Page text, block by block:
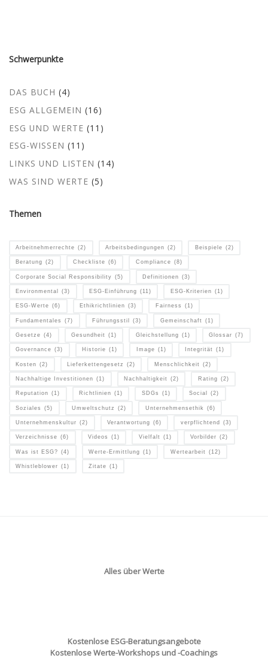
Schwerpunkte
DAS BUCH (4)
ESG ALLGEMEIN (16)
ESG UND WERTE (11)
ESG-WISSEN (11)
LINKS UND LISTEN (14)
WAS SIND WERTE (5)
Themen
Arbeitnehmerrechte (2) Arbeitsbedingungen (2) Beispiele (2)
Beratung (2) Checkliste (6) Compliance (8)
Corporate Social Responsibility (5) Definitionen (3)
Environmental (3) ESG-Einführung (11) ESG-Kriterien (1)
ESG-Werte (6) Ethikrichtlinien (3) Fairness (1)
Fundamentales (7) Führungsstil (3) Gemeinschaft (1)
Gesetze (4) Gesundheit (1) Gleichstellung (1) Glossar (7)
Governance (3) Historie (1) Image (1) Integrität (1)
Kosten (2) Lieferkettengesetz (2) Menschlichkeit (2)
Nachhaltige Investitionen (1) Nachhaltigkeit (2) Rating (2)
Reputation (1) Richtlinien (1) SDGs (1) Social (2)
Soziales (5) Umweltschutz (2) Unternehmensethik (6)
Unternehmenskultur (2) Verantwortung (6) verpflichtend (3)
Verzeichnisse (6) Videos (1) Vielfalt (1) Vorbilder (2)
Was ist ESG? (4) Werte-Ermittlung (1) Wertearbeit (12)
Whistleblower (1) Zitate (1)
Alles über Werte
Kostenlose ESG-Beratungsangebote
Kostenlose Werte-Workshops und -Coachings